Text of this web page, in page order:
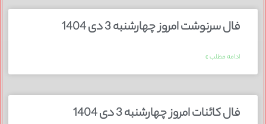
فال سرنوشت امروز چهارشنبه 3 دی 1404
ادامه مطلب »
فال کائنات امروز چهارشنبه 3 دی 1404